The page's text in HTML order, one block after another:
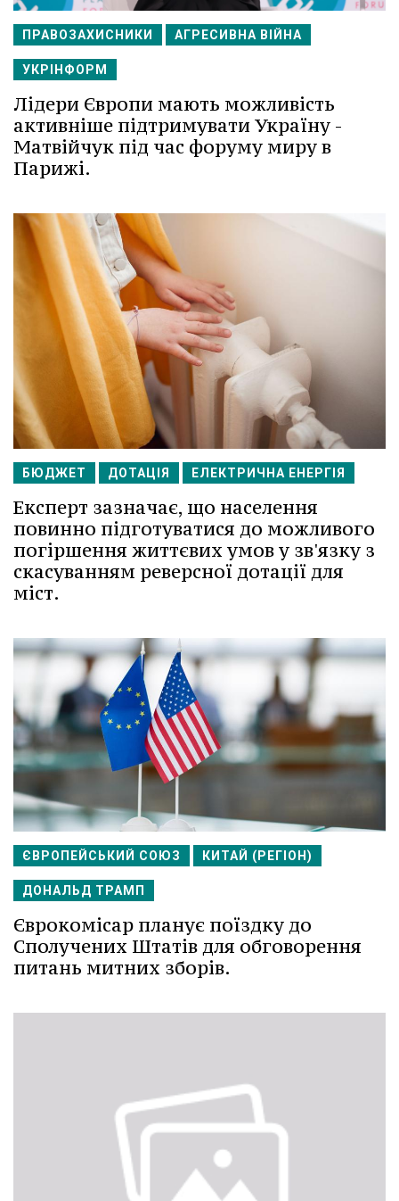
ПРАВОЗАХИСНИКИ АГРЕСИВНА ВІЙНА
УКРІНФОРМ
Лідери Європи мають можливість
активніше підтримувати Україну -
Матвійчук під час форуму миру в
Парижі.
БЮДЖЕТ ДОТАЦІЯ ЕЛЕКТРИЧНА ЕНЕРГІЯ
Експерт зазначає, що населення
повинно підготуватися до можливого
погіршення життєвих умов у зв'язку з
скасуванням реверсної дотації для
міст.
ЄВРОПЕЙСЬКИЙ СОЮЗ КИТАЙ (РЕГІОН)
ДОНАЛЬД ТРАМП
Єврокомісар планує поїздку до
Сполучених Штатів для обговорення
питань митних зборів.